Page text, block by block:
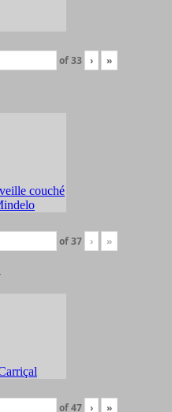
of33 › »
of37 › »
of47 › »